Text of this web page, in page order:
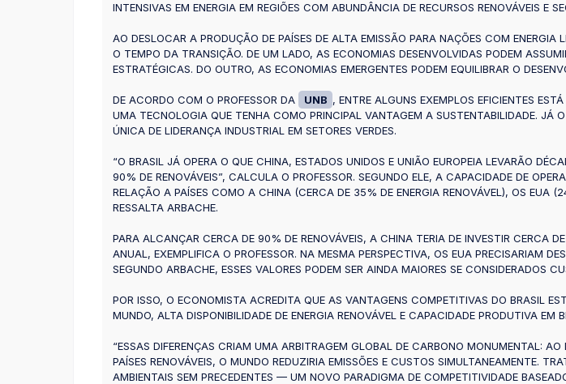
INTENSIVAS EM ENERGIA EM REGIÕES COM ABUNDÂNCIA DE RECURSOS RENOVÁVEIS E
AO DESLOCAR A PRODUÇÃO DE PAÍSES DE ALTA EMISSÃO PARA NAÇÕES COM
O TEMPO DA TRANSIÇÃO. DE UM LADO, AS ECONOMIAS DESENVOLVIDAS PODEM
ESTRATÉGICAS. DO OUTRO, AS ECONOMIAS EMERGENTES PODEM EQUILIBRAR O
DE ACORDO COM O PROFESSOR DA UNB , ENTRE ALGUNS EXEMPLOS EFICIENTES
UMA TECNOLOGIA QUE TENHA COMO PRINCIPAL VANTAGEM A SUSTENTABILIDADE.
ÚNICA DE LIDERANÇA INDUSTRIAL EM SETORES VERDES.
“O BRASIL JÁ OPERA O QUE CHINA, ESTADOS UNIDOS E UNIÃO EUROPEIA LEVARÃO
90% DE RENOVÁVEIS”, CALCULA O PROFESSOR. SEGUNDO ELE, A CAPACIDADE DE
RELAÇÃO A PAÍSES COMO A CHINA (CERCA DE 35% DE ENERGIA RENOVÁVEL), OS EUA
RESSALTA ARBACHE.
PARA ALCANÇAR CERCA DE 90% DE RENOVÁVEIS, A CHINA TERIA DE INVESTIR
ANUAL, EXEMPLIFICA O PROFESSOR. NA MESMA PERSPECTIVA, OS EUA PRECISARIAM
SEGUNDO ARBACHE, ESSES VALORES PODEM SER AINDA MAIORES SE CONSIDERADOS
POR ISSO, O ECONOMISTA ACREDITA QUE AS VANTAGENS COMPETITIVAS DO BRASIL
MUNDO, ALTA DISPONIBILIDADE DE ENERGIA RENOVÁVEL E CAPACIDADE PRODUTIVA
“ESSAS DIFERENÇAS CRIAM UMA ARBITRAGEM GLOBAL DE CARBONO MONUMENTAL:
PAÍSES RENOVÁVEIS, O MUNDO REDUZIRIA EMISSÕES E CUSTOS SIMULTANEAMENTE.
AMBIENTAIS SEM PRECEDENTES — UM NOVO PARADIGMA DE COMPETITIVIDADE